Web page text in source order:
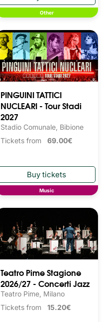
Other
PINGUINI TATTICI
NUCLEARI - Tour Stadi
2027
Stadio Comunale, Bibione
Tickets from 69.00€
Music
Teatro Pime Stagione
2026/27 - Concerti Jazz
Teatro Pime, Milano
Tickets from 15.20€